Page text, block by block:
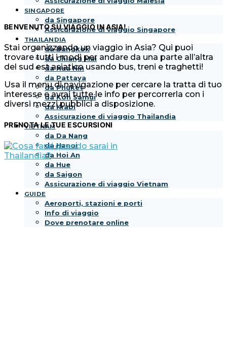
SINGAPORE
da Singapore
Assicurazione di viaggio Singapore
THAILANDIA
da Bangkok
da Chiang Mai
da Hua Hin
da Pattaya
da Phuket
da Koh Samui
da Krabi
Assicurazione di viaggio Thailandia
VIETNAM
da Da Nang
da Hanoi
da Hoi An
da Hue
da Saigon
Assicurazione di viaggio Vietnam
GUIDE
Aeroporti, stazioni e porti
Info di viaggio
Dove prenotare online
BENVENUTO SU VIAGGIO IN ASIA!
Stai organizzando un viaggio in Asia? Qui puoi
trovare tutti i modi per andare da una parte all’altra
del sud est asiatico usando bus, treni e traghetti!
Usa il menu di navigazione per cercare la tratta di tuo
interesse e avrai tutte le info per percorrerla con i
diversi mezzi pubblici a disposizione.
PRENOTA LE TUE ESCURSIONI